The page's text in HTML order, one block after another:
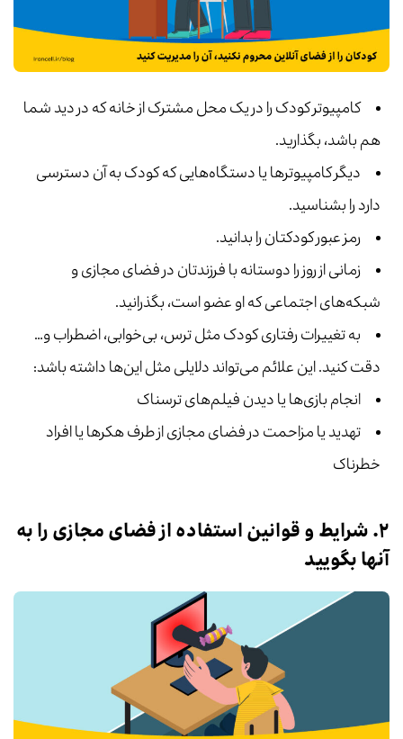
کامپیوتر کودک را در یک محل مشترک از خانه که در دید شما
هم باشد، بگذارید.
دیگر کامپیوترها یا دستگاه‌هایی که کودک به آن دسترسی
دارد را بشناسید.
رمز عبور کودکتان را بدانید.
زمانی از روز را دوستانه با فرزندتان در فضای مجازی و
شبکه‌های اجتماعی که او عضو است، بگذرانید.
به تغییرات رفتاری کودک مثل ترس، بی‌خوابی، اضطراب و…
دقت کنید. این علائم می‌تواند دلایلی مثل این‌ها داشته باشد:
انجام بازی‌ها یا دیدن فیلم‌های ترسناک
تهدید یا مزاحمت در فضای مجازی از طرف هکرها یا افراد
خطرناک
۲. شرایط و قوانین استفاده از فضای مجازی را به
آنها بگویید